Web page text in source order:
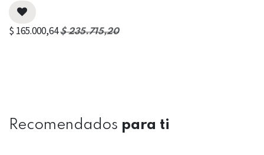
$ 165.000,64$235.715,20
Recomendados para ti